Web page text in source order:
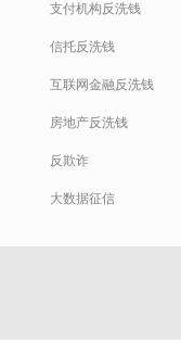
支付机构反洗钱
信托反洗钱
互联网金融反洗钱
房地产反洗钱
反欺诈
大数据征信